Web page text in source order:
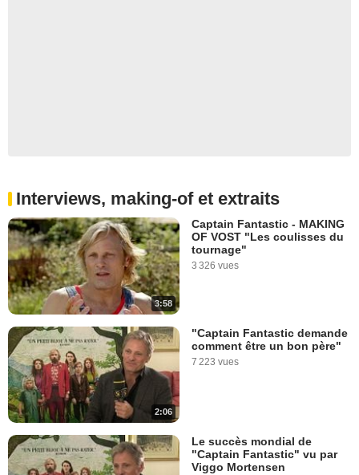
Interviews, making-of et extraits
3:58
Captain Fantastic - MAKING
OF VOST "Les coulisses du
tournage"
3 326 vues
2:06
"Captain Fantastic demande
comment être un bon père"
7 223 vues
Le succès mondial de
"Captain Fantastic" vu par
Viggo Mortensen